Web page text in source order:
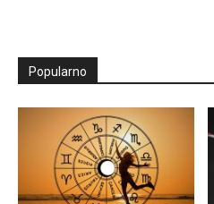
Popularno